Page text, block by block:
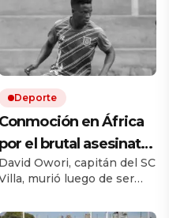
Deporte
Conmoción en África
por el brutal asesinato
de una de las figuras
del fútbol ugandés
David Owori, capitán del SC
murió luego de ser
durante un asalto ocurrido